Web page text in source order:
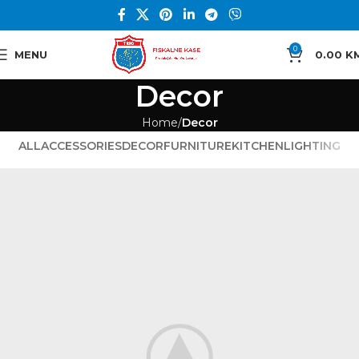
MENU 0 0.00
Decor
Home Decor
ALLACCESSORIESDECORFURNITUREKITCHENLIGHTING